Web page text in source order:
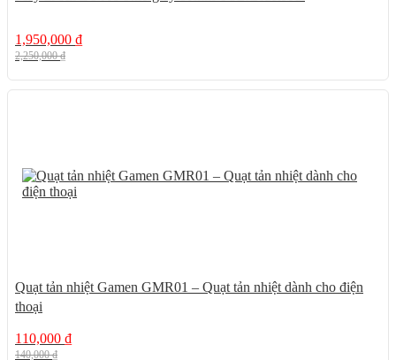
1,950,000 ₫
2,250,000₫
Quạt tản nhiệt Gamen GMR01 – Quạt tản nhiệt dành cho điện
thoại
110,000 ₫
140,000₫